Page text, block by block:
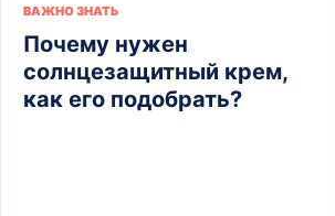
ВАЖНО ЗНАТЬ
Почему нужен
солнцезащитный крем,
как его подобрать?